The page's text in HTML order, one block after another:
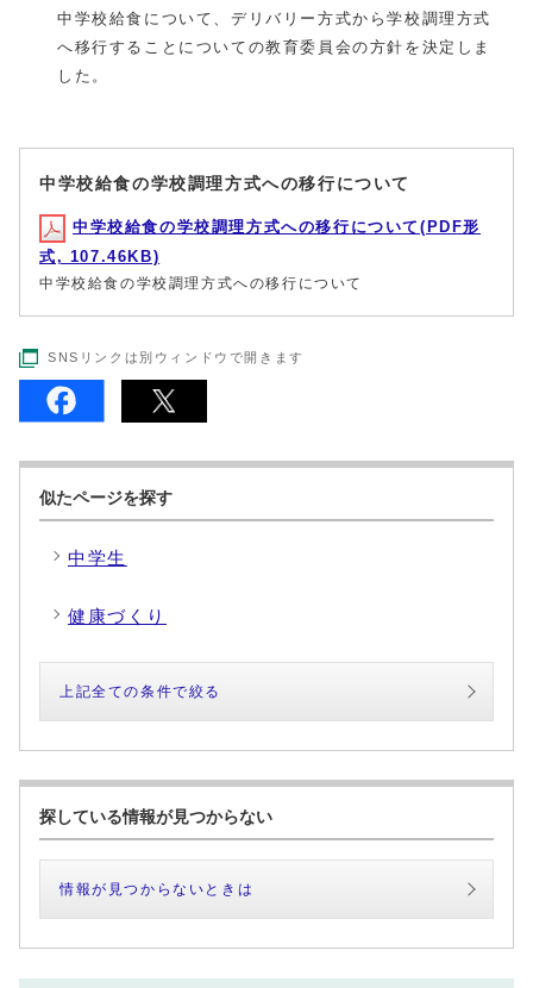
中学校給食について、デリバリー方式から学校調理方式
へ移行することについての教育委員会の方針を決定しま
した。
中学校給食の学校調理方式への移行について
中学校給食の学校調理方式への移行について(PDF形
式, 107.46KB)
中学校給食の学校調理方式への移行について
SNSリンクは別ウィンドウで開きます
似たページを探す
中学生
健康づくり
上記全ての条件で絞る
探している情報が見つからない
情報が見つからないときは